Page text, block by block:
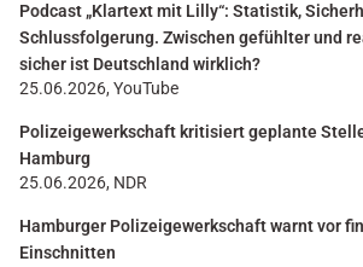
Podcast „Klartext mit Lilly“: Statistik,
Schlussfolgerung. Zwischen gefühlter und
sicher ist Deutschland wirklich?
25.06.2026, YouTube
Polizeigewerkschaft kritisiert geplante
Hamburg
25.06.2026, NDR
Hamburger Polizeigewerkschaft warnt vor
Einschnitten